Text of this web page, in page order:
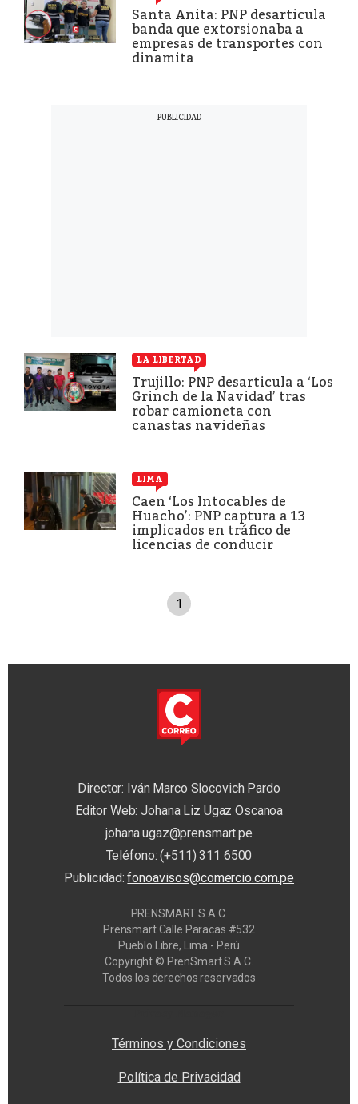
Santa Anita: PNP desarticula
banda que extorsionaba a
empresas de transportes con
dinamita
LA LIBERTAD
Trujillo: PNP desarticula a ‘Los
Grinch de la Navidad’ tras
robar camioneta con
canastas navideñas
LIMA
Caen ‘Los Intocables de
Huacho’: PNP captura a 13
implicados en tráfico de
licencias de conducir
1
Director: Iván Marco Slocovich Pardo
Editor Web: Johana Liz Ugaz Oscanoa
johana.ugaz@prensmart.pe
Teléfono: (+511) 311 6500
Publicidad:fonoavisos@comercio.com.pe
PRENSMART S.A.C.
Prensmart Calle Paracas #532
Pueblo Libre, Lima - Perú
Copyright © PrenSmart S.A.C.
Todos los derechos reservados
Términos y Condiciones
Política de Privacidad